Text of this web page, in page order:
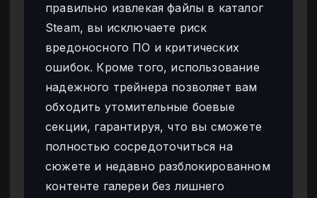
правильно извлекая файлы в каталог
Steam, вы исключаете риск
вредоносного ПО и критических
ошибок. Кроме того, использование
надежного трейнера позволяет вам
обходить утомительные боевые
секции, гарантируя, что вы сможете
полностью сосредоточиться на
сюжете и недавно разблокированном
контенте галереи без лишнего